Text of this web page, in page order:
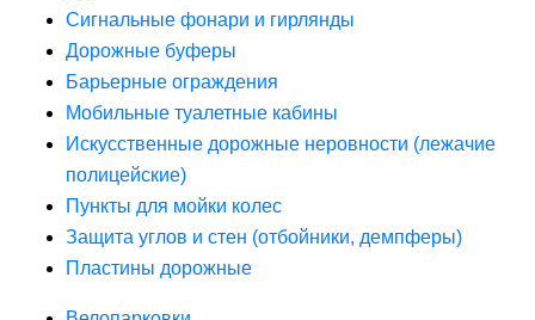
Сигнальные фонари и гирлянды
Дорожные буферы
Барьерные ограждения
Мобильные туалетные кабины
Искусственные дорожные неровности (лежачие
полицейские)
Пункты для мойки колес
Защита углов и стен (отбойники, демпферы)
Пластины дорожные